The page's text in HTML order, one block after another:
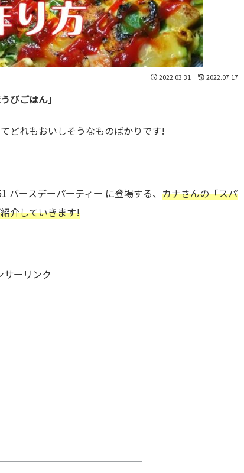
2022.03.31 2022.07.17
びごはん」
どれもおいしそうなものばかりです!
ースデーパーティー に登場する、 カナさんの「スパ
介していきます!
サーリンク